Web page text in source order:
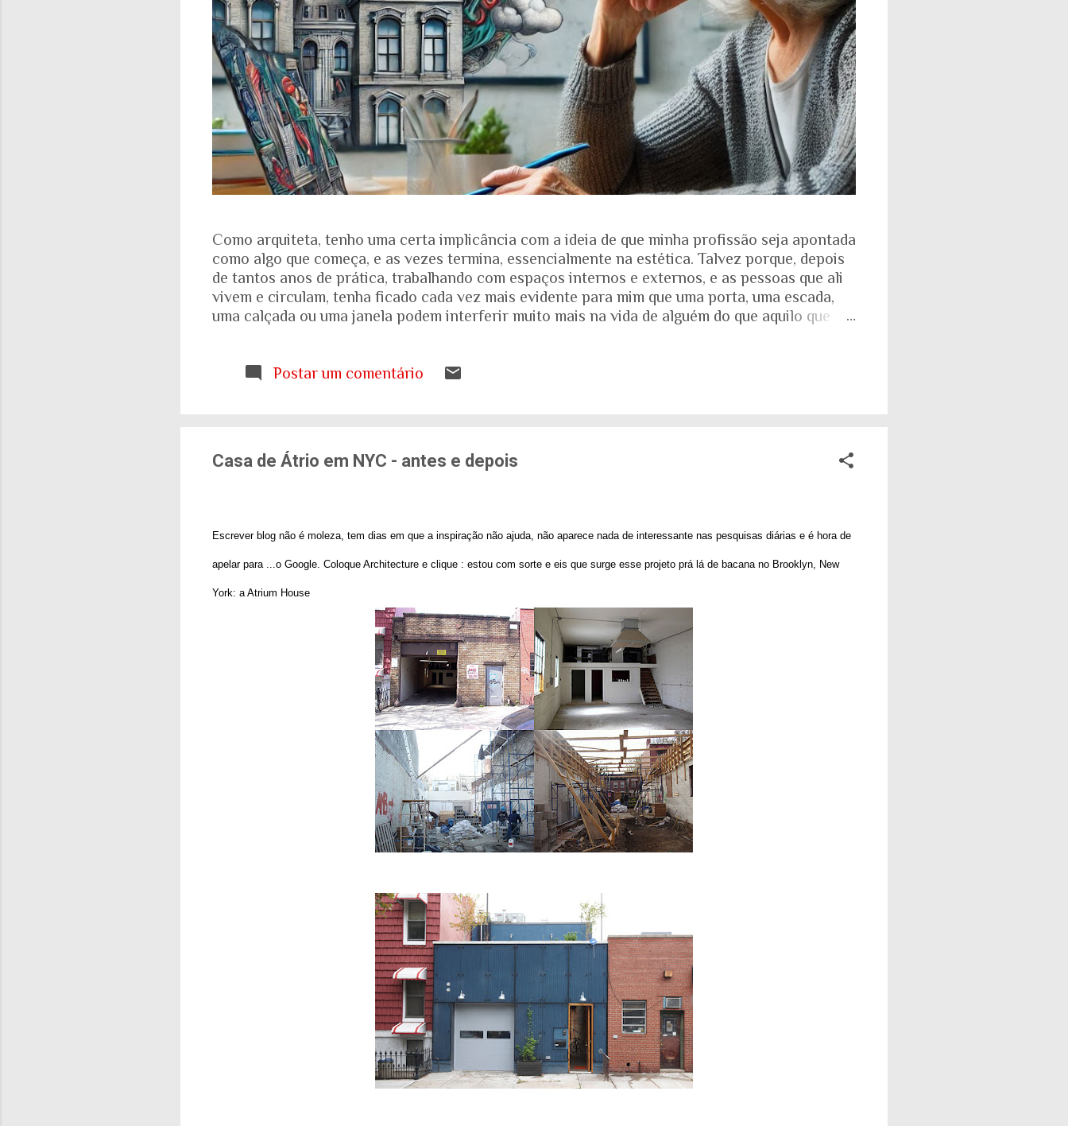
Como arquiteta, tenho uma certa implicância com a ideia de que minha profissão seja apontada
como algo que começa, e as vezes termina, essencialmente na estética. Talvez porque, depois
de tantos anos de prática, trabalhando com espaços internos e externos, e as pessoas que ali
vivem e circulam, tenha ficado cada vez mais evidente para mim que uma porta, uma escada,
uma calçada ou uma janela podem interferir muito mais na vida de alguém do que aquilo que
etária que aprendemos a desenhar nos livros de geografia já não representa o país que temos.
Postar um comentário
Casa de Átrio em NYC - antes e depois
Escrever blog não é moleza, tem dias em que a inspiração não ajuda, não aparece nada de interessante nas pesquisas diárias e é hora de
apelar para ...o Google. Coloque Architecture e clique : estou com sorte e eis que surge esse projeto prá lá de bacana no Brooklyn, New
York: a Atrium House